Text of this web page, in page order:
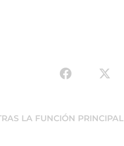
LA FUNCIÓN PRINCIPAL